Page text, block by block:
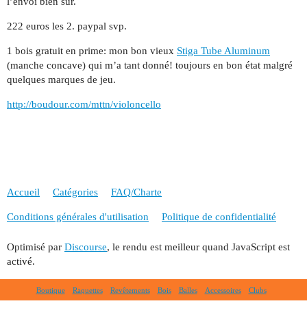
222 euros les 2. paypal svp.
1 bois gratuit en prime: mon bon vieux Stiga Tube Aluminum
(manche concave) qui m’a tant donné! toujours en bon état malgré
quelques marques de jeu.
http://boudour.com/mttn/violoncello
Accueil Catégories FAQ/Charte
Conditions générales d'utilisation Politique de confidentialité
Optimisé par Discourse, le rendu est meilleur quand JavaScript est
activé.
Boutique Raquettes Revêtements Bois Balles Accessoires Clubs